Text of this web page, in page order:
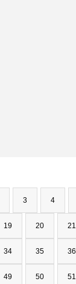
3 4
19 20 21
34 35 36
49 50 51